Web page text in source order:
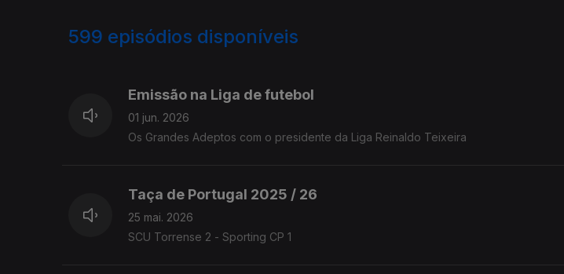
599 episódios disponíveis
Emissão na Liga de futebol
01 jun. 2026
Os Grandes Adeptos com o presidente da Liga Reinaldo Teixeira
Taça de Portugal 2025 / 26
25 mai. 2026
SCU Torrense 2 - Sporting CP 1